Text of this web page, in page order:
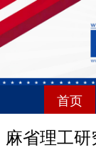
首页
麻省理工